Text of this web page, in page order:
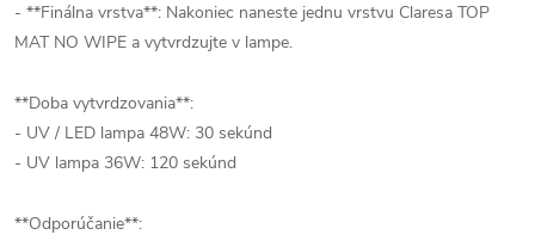
- **Finálna vrstva**: Nakoniec naneste jednu vrstvu Claresa TOP
MAT NO WIPE a vytvrdzujte v lampe.
**Doba vytvrdzovania**:
- UV / LED lampa 48W: 30 sekúnd
- UV lampa 36W: 120 sekúnd
**Odporúčanie**: